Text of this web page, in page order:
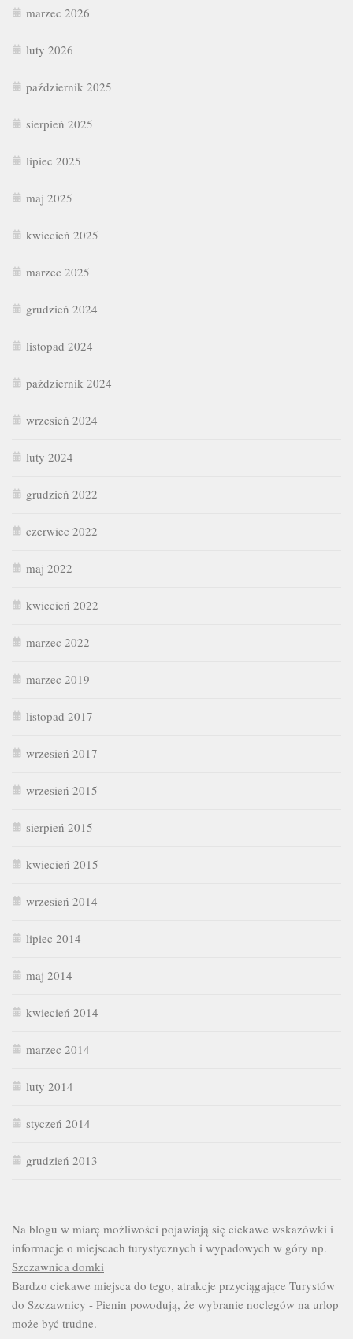
marzec 2026
luty 2026
październik 2025
sierpień 2025
lipiec 2025
maj 2025
kwiecień 2025
marzec 2025
grudzień 2024
listopad 2024
październik 2024
wrzesień 2024
luty 2024
grudzień 2022
czerwiec 2022
maj 2022
kwiecień 2022
marzec 2022
marzec 2019
listopad 2017
wrzesień 2017
wrzesień 2015
sierpień 2015
kwiecień 2015
wrzesień 2014
lipiec 2014
maj 2014
kwiecień 2014
marzec 2014
luty 2014
styczeń 2014
grudzień 2013
Na blogu w miarę możliwości pojawiają się ciekawe wskazówki i
informacje o miejscach turystycznych i wypadowych w góry np.
Szczawnica domki
Bardzo ciekawe miejsca do tego, atrakcje przyciągające Turystów
do Szczawnicy - Pienin powodują, że wybranie noclegów na urlop
może być trudne.